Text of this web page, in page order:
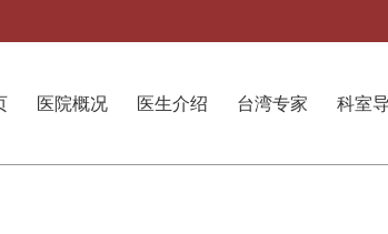
医院概况 医生介绍 台湾专家 科室